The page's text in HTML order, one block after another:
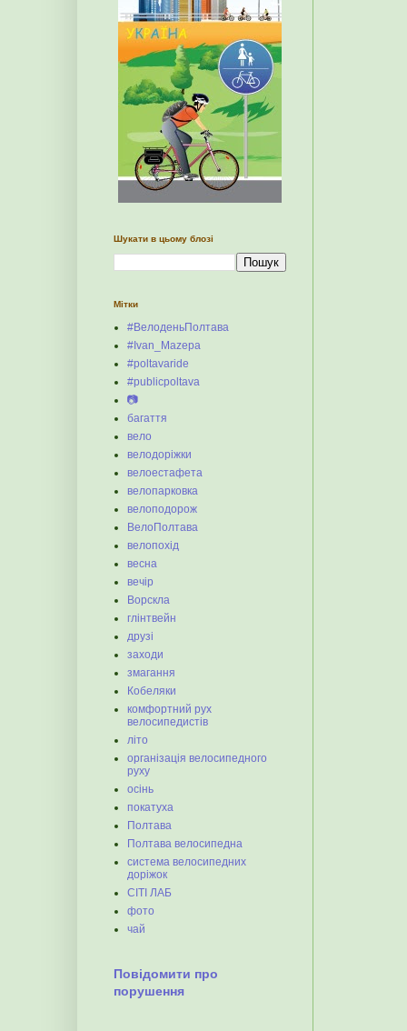
Шукати в цьому блозі
Мітки
#ВелоденьПолтава
#Ivan_Mazepa
#poltavaride
#publicpoltava
📷
багаття
вело
велодоріжки
велоестафета
велопарковка
велоподорож
ВелоПолтава
велопохід
весна
вечір
Ворскла
глінтвейн
друзі
заходи
змагання
Кобеляки
комфортний рух
велосипедистів
літо
організація велосипедного
руху
осінь
покатуха
Полтава
Полтава велосипедна
система велосипедних
доріжок
СІТІ ЛАБ
фото
чай
Повідомити про
порушення